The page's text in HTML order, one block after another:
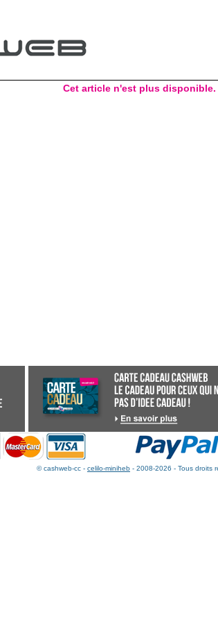
Cet article n'est plus disponible.
© cashweb-cc - celilo-miniheb - 2008-2026 - Tous droits